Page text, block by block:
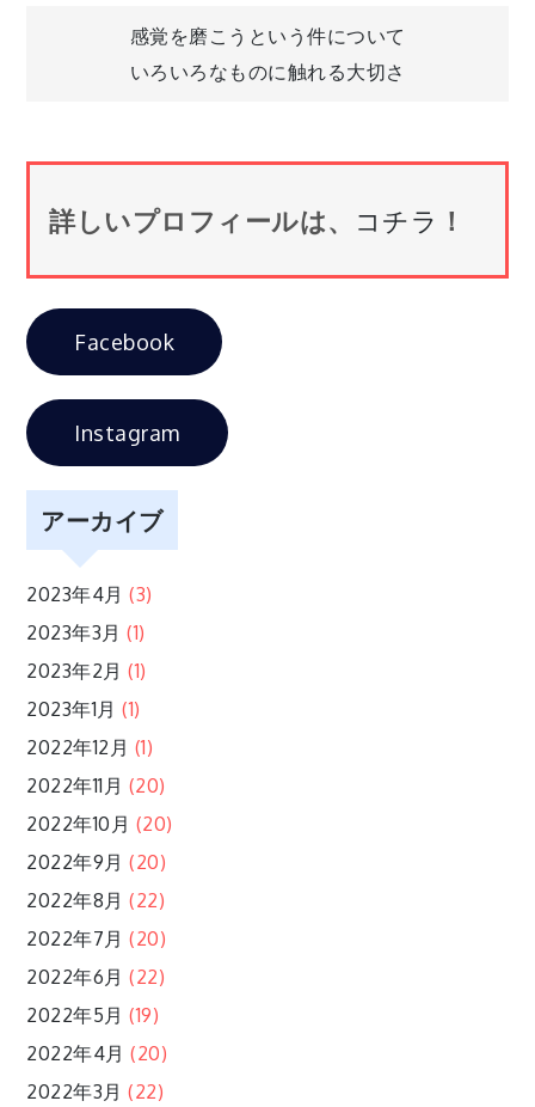
ナ
ビ
ゲ
ー
シ
ョ
ン
感覚を磨こうという件について
いろいろなものに触れる大切さ
詳しいプロフィールは、 コチラ ！
Facebook
Instagram
アーカイブ
2023年4月 (3)
2023年3月 (1)
2023年2月 (1)
2023年1月 (1)
2022年12月 (1)
2022年11月 (20)
2022年10月 (20)
2022年9月 (20)
2022年8月 (22)
2022年7月 (20)
2022年6月 (22)
2022年5月 (19)
2022年4月 (20)
2022年3月 (22)